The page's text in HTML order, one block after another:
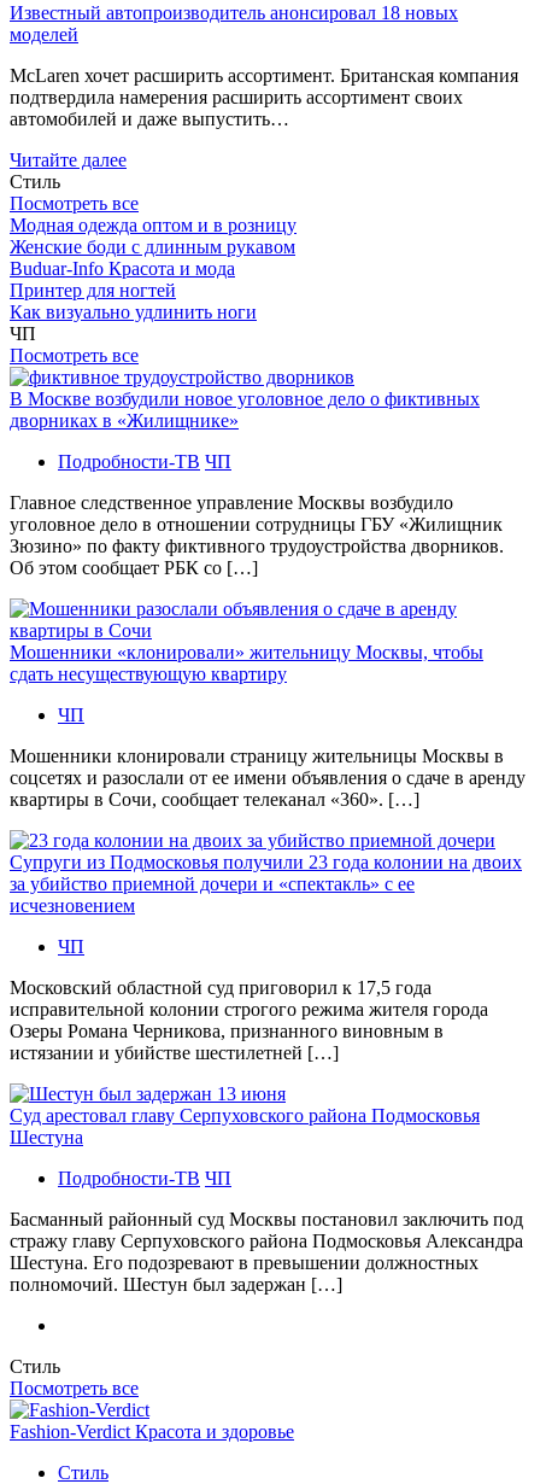
Известный автопроизводитель анонсировал 18 новых
моделей
McLaren хочет расширить ассортимент. Британская компания
подтвердила намерения расширить ассортимент своих
автомобилей и даже выпустить…
Читайте далее
Стиль
Посмотреть все
Модная одежда оптом и в розницу
Женские боди с длинным рукавом
Buduar-Info Красота и мода
Принтер для ногтей
Как визуально удлинить ноги
ЧП
Посмотреть все
В Москве возбудили новое уголовное дело о фиктивных
дворниках в «Жилищнике»
Подробности-ТВ ЧП
Главное следственное управление Москвы возбудило
уголовное дело в отношении сотрудницы ГБУ «Жилищник
Зюзино» по факту фиктивного трудоустройства дворников.
Об этом сообщает РБК со […]
Мошенники «клонировали» жительницу Москвы, чтобы
сдать несуществующую квартиру
ЧП
Мошенники клонировали страницу жительницы Москвы в
соцсетях и разослали от ее имени объявления о сдаче в аренду
квартиры в Сочи, сообщает телеканал «360». […]
Супруги из Подмосковья получили 23 года колонии на двоих
за убийство приемной дочери и «спектакль» с ее
исчезновением
ЧП
Московский областной суд приговорил к 17,5 года
исправительной колонии строгого режима жителя города
Озеры Романа Черникова, признанного виновным в
истязании и убийстве шестилетней […]
Суд арестовал главу Серпуховского района Подмосковья
Шестуна
Подробности-ТВ ЧП
Басманный районный суд Москвы постановил заключить под
стражу главу Серпуховского района Подмосковья Александра
Шестуна. Его подозревают в превышении должностных
полномочий. Шестун был задержан […]
Стиль
Посмотреть все
Fashion-Verdict Красота и здоровье
Стиль